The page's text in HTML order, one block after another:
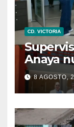
CD. VICTORIA
Anaya
la UAT
8 AGOSTO,